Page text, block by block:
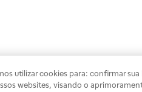
utilizar cookies para: confirmar
websites, visando o